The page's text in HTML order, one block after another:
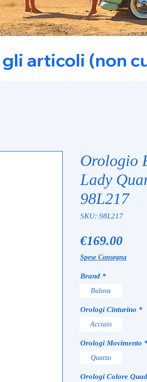
articoli (non
Orologio
Lady
98L217
SKU: 98L217
€169.00Price
Spese Consegna
Brand *
Bulova
Orologi Cinturino *
Acciaio
Orologi Movimento
Quarzo
Orologi Colore